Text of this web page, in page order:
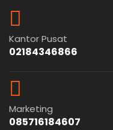
Kantor Pusat
02184346866
Marketing
085716184607